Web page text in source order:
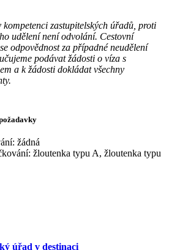
zastupitelských úřadů, proti
udělení není odvolání. Cestovní
odpovědnost za případné neudělení
podávat žádosti o víza s
a k žádosti dokládat všechny
žádná
žloutenka typu A, žloutenka typu
úřad v destinaci